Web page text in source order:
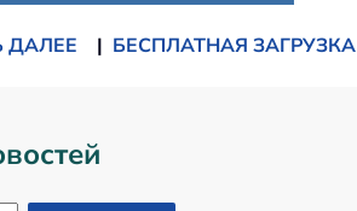
ДАЛЕЕ | БЕСПЛАТНАЯ ЗАГРУЗКА